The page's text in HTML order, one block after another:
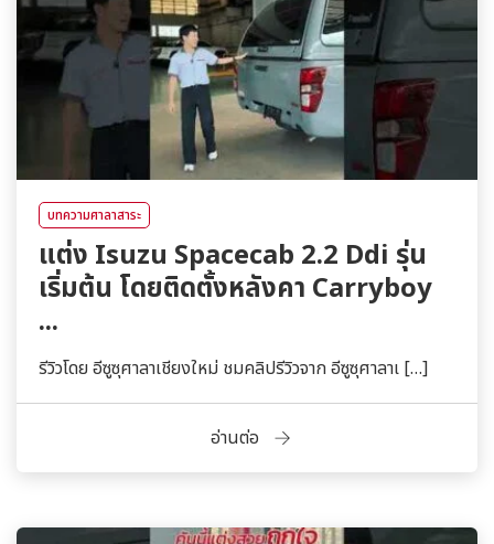
บทความศาลาสาระ
แต่ง Isuzu Spacecab 2.2 Ddi รุ่น
เริ่มต้น โดยติดตั้งหลังคา Carryboy
...
รีวิวโดย อีซูซุศาลาเชียงใหม่ ชมคลิปรีวิวจาก อีซูซุศาลาเ […]
อ่านต่อ